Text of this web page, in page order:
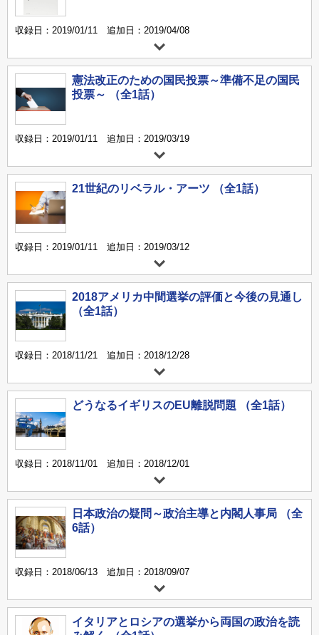
収録日：2019/01/11 追加日：2019/04/08
憲法改正のための国民投票～準備不足の国民
投票～ （全1話）
収録日：2019/01/11 追加日：2019/03/19
21世紀のリベラル・アーツ （全1話）
収録日：2019/01/11 追加日：2019/03/12
2018アメリカ中間選挙の評価と今後の見通し
（全1話）
収録日：2018/11/21 追加日：2018/12/28
どうなるイギリスのEU離脱問題 （全1話）
収録日：2018/11/01 追加日：2018/12/01
日本政治の疑問～政治主導と内閣人事局 （全
6話）
収録日：2018/06/13 追加日：2018/09/07
イタリアとロシアの選挙から両国の政治を読